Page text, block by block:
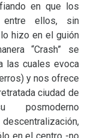
en que los
entre ellos, sin
hizo en el guión
“Crash” se
las cuales evoca
y nos ofrece
ciudad de
posmoderno